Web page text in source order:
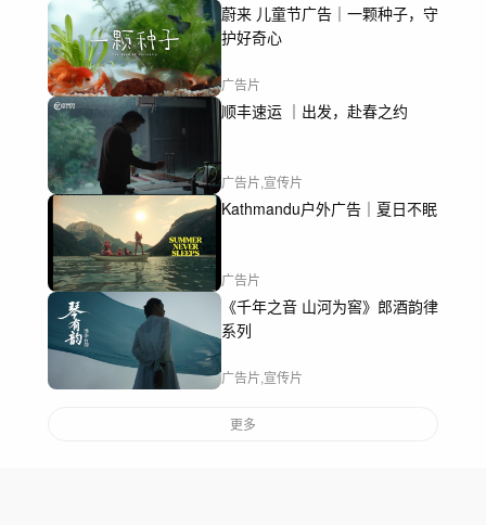
蔚来 儿童节广告｜一颗种子，守
护好奇心
广告片
顺丰速运 ｜出发，赴春之约
广告片,宣传片
Kathmandu户外广告｜夏日不眠
广告片
《千年之音 山河为窖》郎酒韵律
系列
广告片,宣传片
更多